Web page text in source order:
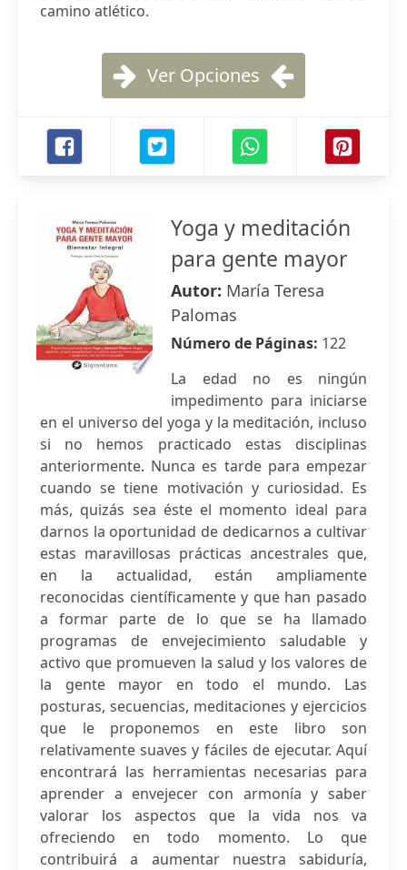
camino atlético.
Ver Opciones
Yoga y meditación
para gente mayor
Autor: María Teresa
Palomas
Número de Páginas: 122
La edad no es ningún
impedimento para iniciarse
en el universo del yoga y la meditación, incluso
si no hemos practicado estas disciplinas
anteriormente. Nunca es tarde para empezar
cuando se tiene motivación y curiosidad. Es
más, quizás sea éste el momento ideal para
darnos la oportunidad de dedicarnos a cultivar
estas maravillosas prácticas ancestrales que,
en la actualidad, están ampliamente
reconocidas científicamente y que han pasado
a formar parte de lo que se ha llamado
programas de envejecimiento saludable y
activo que promueven la salud y los valores de
la gente mayor en todo el mundo. Las
posturas, secuencias, meditaciones y ejercicios
que le proponemos en este libro son
relativamente suaves y fáciles de ejecutar. Aquí
encontrará las herramientas necesarias para
aprender a envejecer con armonía y saber
valorar los aspectos que la vida nos va
ofreciendo en todo momento. Lo que
contribuirá a aumentar nuestra sabiduría,